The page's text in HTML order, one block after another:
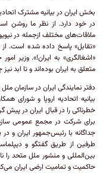
بخش ایران در بیانیه مشترک
در خود دارد. از نظر ما روشن
ملاقات‌های مختلف از‌جمله در
«تقابل» پاسخ داده شده است. از
«اشغالگری» به ایران!». وزیر
متعلق به ایران بوده‌اند و تا ابد
دفتر نمایندگی ایران در سازمان
بیانیه اتحادیه اروپا و شورای
خطرناکی را در قبال ایران در
برای شرکت در مجمع عمومی
جداگانه با رئیس‌جمهور ایران و
طرفین از طریق گفتگو و
بین‌المللی و منشور ملل متحد را
حاکمیت و تمامیت ارضی ایران